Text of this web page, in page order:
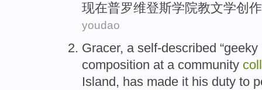
现在普罗维登斯学院教文学创作
youdao
Gracer, a self-described “geeky
composition at a community
Island, has made it his duty to